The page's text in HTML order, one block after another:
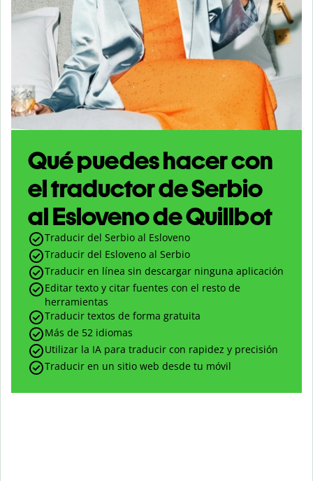
Qué puedes hacer con
el traductor de Serbio
al Esloveno de Quillbot
Traducir del Serbio al Esloveno
Traducir del Esloveno al Serbio
Traducir en línea sin descargar ninguna aplicación
Editar texto y citar fuentes con el resto de
herramientas
Traducir textos de forma gratuita
Más de 52 idiomas
Utilizar la IA para traducir con rapidez y precisión
Traducir en un sitio web desde tu móvil